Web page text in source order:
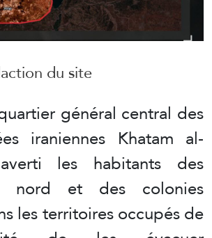
du site
général central des
iraniennes Khatam al-
les habitants des
nord et des colonies
les territoires occupés de